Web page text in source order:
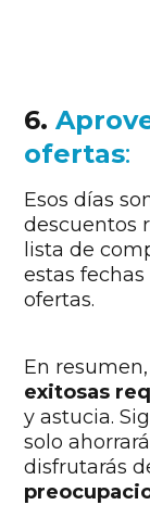
6.
ofertas:
Esos días
descuentos
lista de
estas
ofertas.
En
exitosas
y astucia.
solo
disfrutarás